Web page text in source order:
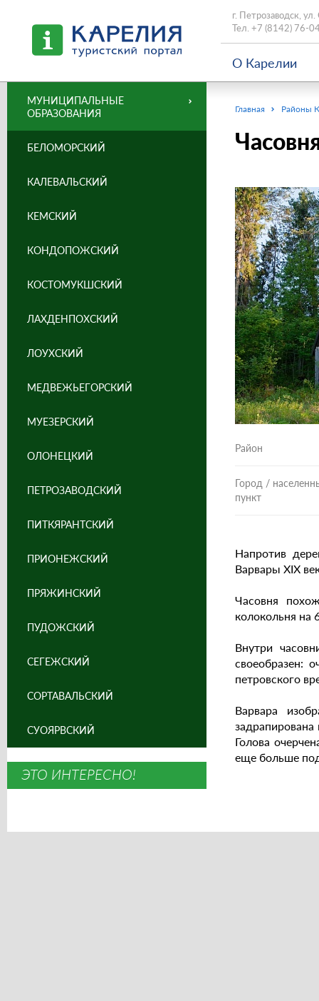
г. Петрозаводск,
Тел. +7 (8142) 76-
О Карелии
Главная Районы
Район
Город /
пункт
Напротив
Варвары XIX
Часовня
колокольня на
Внутри
своеобразен:
петровского
Варвара
Голова
еще больше
МУНИЦИПАЛЬНЫЕ
ОБРАЗОВАНИЯ
БЕЛОМОРСКИЙ
КАЛЕВАЛЬСКИЙ
КЕМСКИЙ
КОНДОПОЖСКИЙ
КОСТОМУКШСКИЙ
ЛАХДЕНПОХСКИЙ
ЛОУХСКИЙ
МЕДВЕЖЬЕГОРСКИЙ
МУЕЗЕРСКИЙ
ОЛОНЕЦКИЙ
ПЕТРОЗАВОДСКИЙ
ПИТКЯРАНТСКИЙ
ПРИОНЕЖСКИЙ
ПРЯЖИНСКИЙ
ПУДОЖСКИЙ
СЕГЕЖСКИЙ
СОРТАВАЛЬСКИЙ
СУОЯРВСКИЙ
ЭТО ИНТЕРЕСНО!